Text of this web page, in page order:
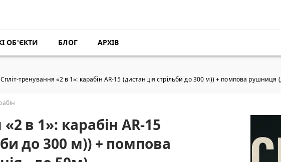
ОБ'ЄКТИ БЛОГ АРХІВ
тренування «2 в 1»: карабін AR-15 (дистанція стрільби до 300 м)) + помпова рушниця
в 1»: карабін AR-15
до 300 м)) + помпова